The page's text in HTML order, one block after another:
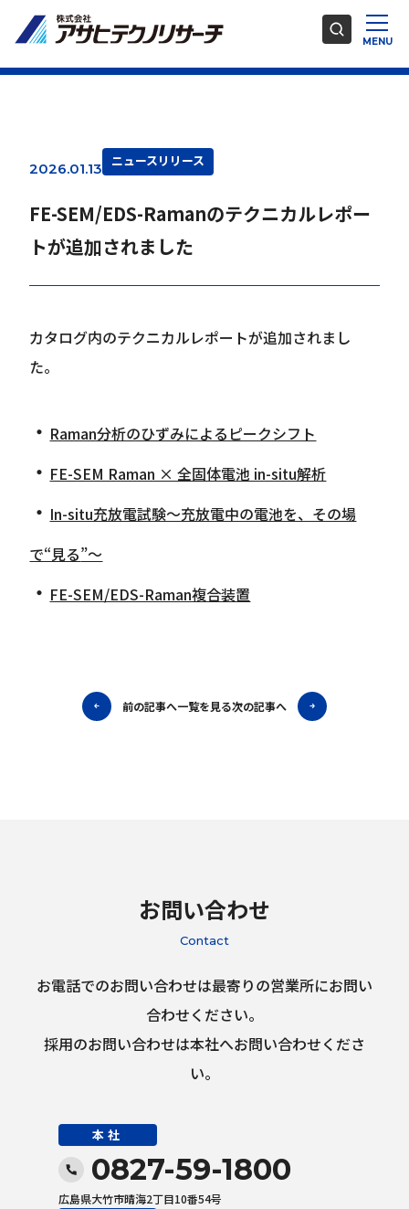
2026.01.13 ニュースリリース
FE-SEM/EDS-Ramanのテクニカルレポー
トが追加されました
カタログ内のテクニカルレポートが追加されまし
た。
・ Raman分析のひずみによるピークシフト
・ FE-SEM Raman × 全固体電池 in-situ解析
・ In-situ充放電試験～充放電中の電池を、その場
で“見る”～
・ FE-SEM/EDS-Raman複合装置
前の記事へ一覧を見る次の記事へ
お問い合わせ
Contact
お電話でのお問い合わせは最寄りの営業所にお問い
合わせください。
採用のお問い合わせは本社へお問い合わせくださ
い。
本社
0827-59-1800
広島県大竹市晴海2丁目10番54号